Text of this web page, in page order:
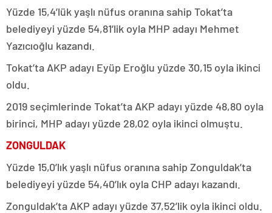
Yüzde 15,4’lük yaşlı nüfus oranına sahip Tokat’ta
belediyeyi yüzde 54,81’lik oyla MHP adayı Mehmet
Yazıcıoğlu kazandı.
Tokat’ta AKP adayı Eyüp Eroğlu yüzde 30,15 oyla ikinci
oldu.
2019 seçimlerinde Tokat’ta AKP adayı yüzde 48,80 oyla
birinci, MHP adayı yüzde 28,02 oyla ikinci olmuştu.
ZONGULDAK
Yüzde 15,0’lık yaşlı nüfus oranına sahip Zonguldak’ta
belediyeyi yüzde 54,40’lık oyla CHP adayı kazandı.
Zonguldak’ta AKP adayı yüzde 37,52’lik oyla ikinci oldu.